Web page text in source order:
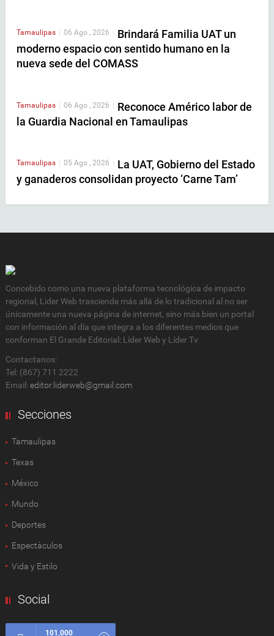
Tamaulipas 06 Ago , 2026
Brindará Familia UAT un
moderno espacio con sentido humano en la
nueva sede del COMASS
Tamaulipas | 06 Ago , 2026 | Reconoce Américo labor de
la Guardia Nacional en Tamaulipas
Tamaulipas 05 Ago , 2026
La UAT, Gobierno del Estado
y ganaderos consolidan proyecto ‘Carne Tam’
Concebido como una nueva plataforma tecnológica de impacto
regional, Lider Web trasciende más allá de lo tradicional al no ser
únicamente una nueva página de internet, sino más bien un portal
con información al día que integra a los diferentes medios que
conforman El Grande Editorial: Líder Web y Líder Tv
Contactanos:
Tel: (867) 711 2222
Email: editor.liderweb@gmail.com
Secciones
Tamaulipas
Texas
México
Mundo
Deportes
Espectàculos
Vida y Estilo
Social
101,000